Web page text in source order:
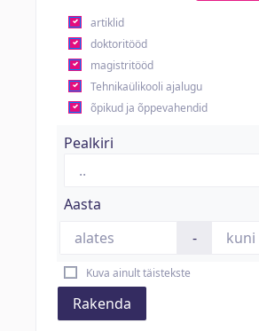
artiklid
doktoritööd
magistritööd
Tehnikaülikooli ajalugu
õpikud ja õppevahendid
Pealkiri
Aasta
-
Kuva ainult täistekste
Rakenda